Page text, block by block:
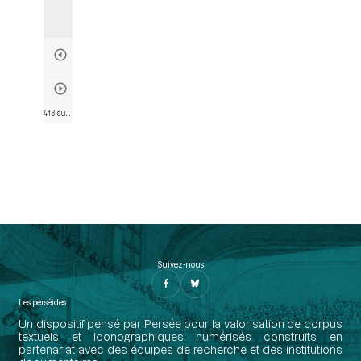
Suivez-nous
Les perséides
Un dispositif pensé par Persée pour la valorisation de corpus
textuels et iconographiques numérisés construits en
partenariat avec des équipes de recherche et des institutions